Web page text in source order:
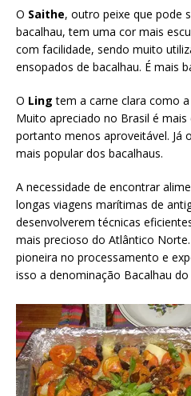
O Saithe, outro peixe que pode
bacalhau, tem uma cor mais
com facilidade, sendo muito
ensopados de bacalhau. É mais
O Ling tem a carne clara como
Muito apreciado no Brasil é
portanto menos aproveitável. Já o
mais popular dos bacalhaus.
A necessidade de encontrar
longas viagens marítimas de
desenvolverem técnicas
mais precioso do Atlântico
pioneira no processamento e
isso a denominação Bacalhau